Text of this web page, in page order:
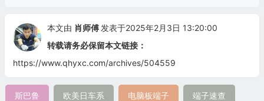
本文由 肖师傅 发表于2025年2月3日 13:20:00
转载请务必保留本文链接：
https://www.qhyxc.com/archives/504559
斯巴鲁 欧美日车系 电脑板端子 端子速查